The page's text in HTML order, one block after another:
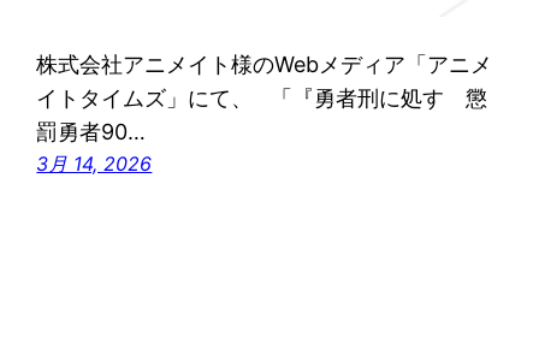
株式会社アニメイト様のWebメディア「アニメ
イトタイムズ」にて、 「『勇者刑に処す 懲
罰勇者90…
3月 14, 2026